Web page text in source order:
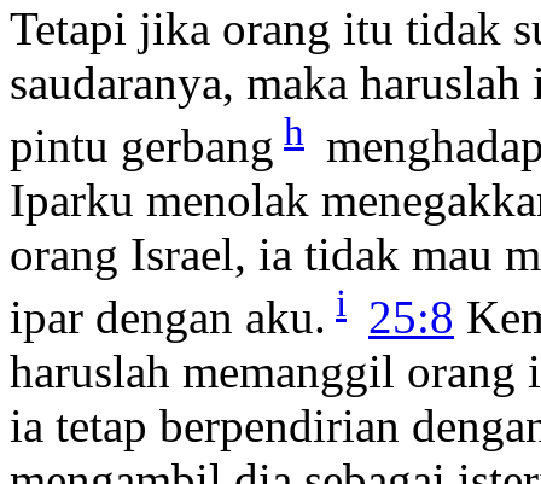
Tetapi jika orang itu tidak
saudaranya, maka
pintu gerbang h
Iparku menolak
orang Israel, ia tidak mau
ipar dengan aku. i 25:8
haruslah memanggil orang
ia tetap berpendirian